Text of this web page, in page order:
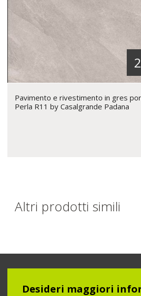
Pavimento e rivestimento in gres
Perla R11 by Casalgrande Padana
Altri prodotti simili
Desideri maggiori